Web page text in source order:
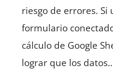
riesgo de errores. Si
formulario
cálculo de Google
lograr que los